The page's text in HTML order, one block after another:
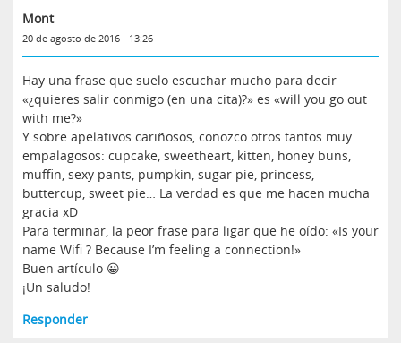
Mont
20 de agosto de 2016 - 13:26
Hay una frase que suelo escuchar mucho para decir
«¿quieres salir conmigo (en una cita)?» es «will you go out
with me?»
Y sobre apelativos cariñosos, conozco otros tantos muy
empalagosos: cupcake, sweetheart, kitten, honey buns,
muffin, sexy pants, pumpkin, sugar pie, princess,
buttercup, sweet pie… La verdad es que me hacen mucha
gracia xD
Para terminar, la peor frase para ligar que he oído: «Is your
name Wifi ? Because I’m feeling a connection!»
Buen artículo 😀
¡Un saludo!
Responder